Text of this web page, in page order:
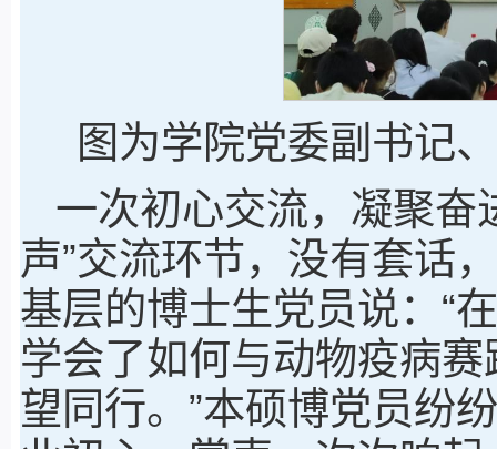
图为学院党委副书记
一次初心交流，凝聚奋
声”交流环节，没有套话
基层的博士生党员说：“
学会了如何与动物疫病
望同行。”本硕博党员纷